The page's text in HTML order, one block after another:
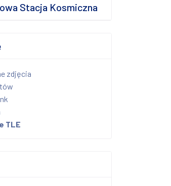
Stacja Kosmiczna
zdjęcia
TLE